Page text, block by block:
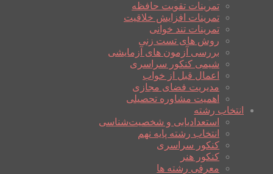
تمرینات تقویت حافظه
تمرینات افزایش خلاقیت
تمرینات تند خوانی
روش های تست زنی
بررسی آزمون های آزمایشی
شیمی کنکور سراسری
اعمال قبل از خواب
مدیریت فضای مجازی
اهمیت مشاوره تحصیلی
انتخاب رشته
استعدادیابی و شخصیت‌شناسی
انتخاب رشته پایه نهم
کنکور سراسری
کنکور هنر
معرفی رشته ها